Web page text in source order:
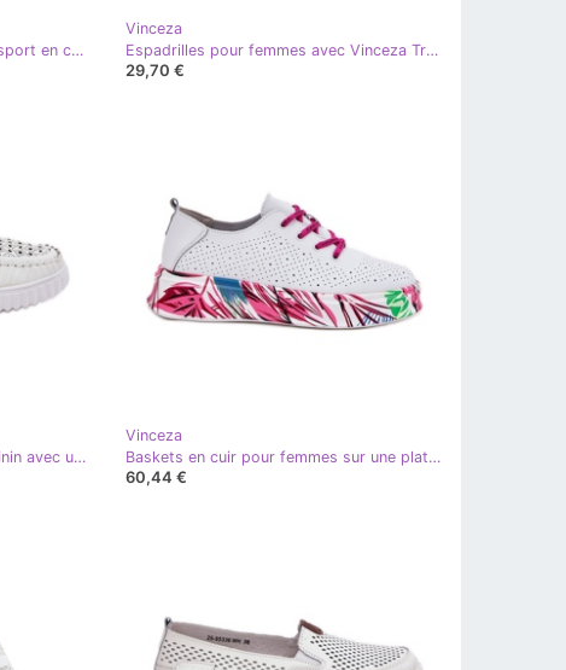
Vinceza 41472 Chaussures de sport en cuir féminin blanc
Vinceza
Espadrilles pour femmes avec Vinceza Traid 13624 Blanc
29,70 €
Vinceza Mocassins en cuir féminin avec un motif ouvert Vincez 88028 blanc
Vinceza
Baskets en cuir pour femmes sur une plate-forme blanche Vinceza 88017 à motifs
60,44 €